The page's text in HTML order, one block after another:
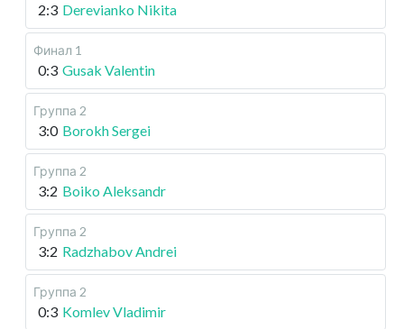
2:3 Derevianko Nikita
Финал 1
0:3 Gusak Valentin
Группа 2
3:0 Borokh Sergei
Группа 2
3:2 Boiko Aleksandr
Группа 2
3:2 Radzhabov Andrei
Группа 2
0:3 Komlev Vladimir